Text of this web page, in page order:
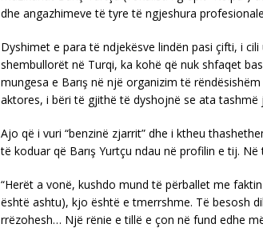
dhe angazhimeve të tyre të ngjeshura
Dyshimet e para të ndjekësve lindën pasi çifti, i
shembullorët në Turqi, ka kohë që nuk shfaqet
mungesa e Barış në një organizim të
aktores, i bëri të gjithë të dyshojnë se ata tashmë
Ajo që i vuri “benzinë zjarrit” dhe i ktheu
të koduar që Barış Yurtçu ndau në profilin e tij.
“Herët a vonë, kushdo mund të përballet me
është ashtu), kjo është e tmerrshme. Të besosh
rrëzohesh… Një rënie e tillë e çon në fund edhe